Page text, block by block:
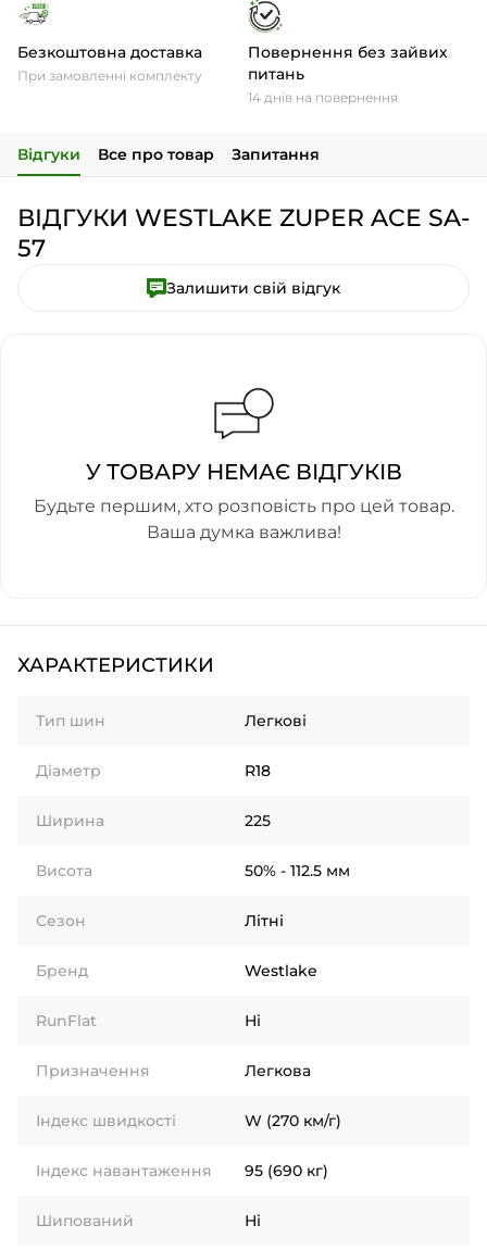
Безкоштовна доставка
При замовленні комплекту
Повернення без зайвих
питань
14 днів на повернення
Відгуки Все про товар Запитання
ВІДГУКИ WESTLAKE ZUPER ACE SA-
57
Залишити свій відгук
У ТОВАРУ НЕМАЄ ВІДГУКІВ
Будьте першим, хто розповість про цей товар.
Ваша думка важлива!
ХАРАКТЕРИСТИКИ
Тип шин Легкові
Діаметр R18
Ширина 225
Висота 50% - 112.5 мм
Сезон Літні
Бренд Westlake
RunFlat Ні
Призначення Легкова
Індекс швидкості W (270 км/г)
Індекс навантаження 95 (690 кг)
Шипований Ні